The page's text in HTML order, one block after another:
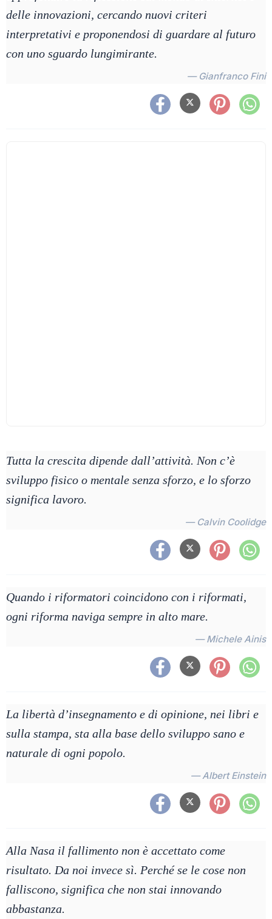
delle innovazioni, cercando nuovi criteri
interpretativi e proponendosi di guardare al futuro
con uno sguardo lungimirante.
— Gianfranco Fini
Tutta la crescita dipende dall’attività. Non c’è
sviluppo fisico o mentale senza sforzo, e lo sforzo
significa lavoro.
— Calvin Coolidge
Quando i riformatori coincidono con i riformati,
ogni riforma naviga sempre in alto mare.
— Michele Ainis
La libertà d’insegnamento e di opinione, nei libri e
sulla stampa, sta alla base dello sviluppo sano e
naturale di ogni popolo.
— Albert Einstein
Alla Nasa il fallimento non è accettato come
risultato. Da noi invece sì. Perché se le cose non
falliscono, significa che non stai innovando
abbastanza.